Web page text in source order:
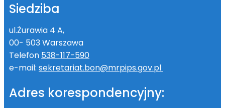
Siedziba
ul.Żurawia 4 A,
00- 503 Warszawa
Telefon 538-117-590
e-mail: sekretariat.bon@mrpips.gov.pl
Adres korespondencyjny: